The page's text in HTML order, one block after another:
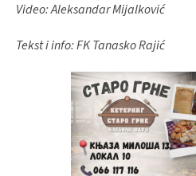
Video: Aleksandar Mijalković
Tekst i info: FK Tanasko Rajić